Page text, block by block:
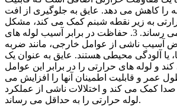
را کاهش می دهد. عایق به جلوگیری از افت
به زیر نقطه شبنم کمک می کند، مشکل
تراکم را به حداقل می رساند. 3. حفاظت در برابر آسیب لوله های
آسیب ناشی از عوامل خارجی، مانند ضربه
یا آلودگی محیطی هستند. عایق به عنوان یک
و لوله های حرارتی را در برابر این عوامل
عمر و قابلیت اطمینان آنها را افزایش می
کمک می کند و اختلالات ناشی از عملکرد
لوله حرارتی را به حداقل می رساند.